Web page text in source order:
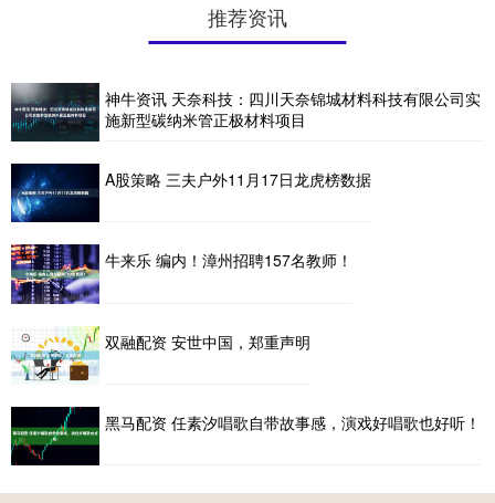
推荐资讯
神牛资讯 天奈科技：四川天奈锦城材料科技有限公司实
施新型碳纳米管正极材料项目
A股策略 三夫户外11月17日龙虎榜数据
牛来乐 编内！漳州招聘157名教师！
双融配资 安世中国，郑重声明
黑马配资 任素汐唱歌自带故事感，演戏好唱歌也好听！